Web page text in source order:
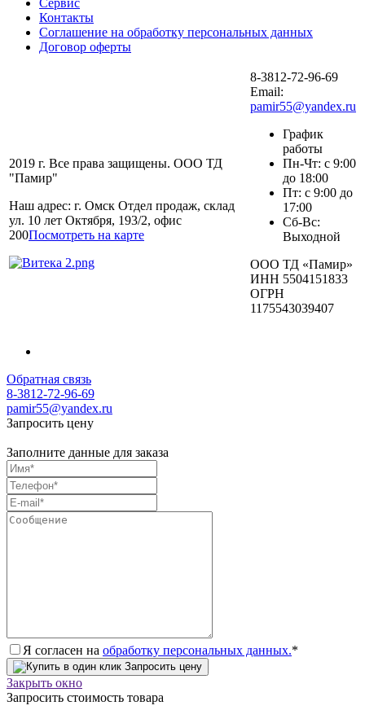
Контакты
Соглашение на обработку персональных данных
Договор оферты
2019 г. Все права защищены. ООО ТД
"Памир"
Наш адрес: г. Омск Отдел продаж, склад
ул. 10 лет Октября, 193/2, офис
200Посмотреть на карте
8-3812-72-96-69
Email:
pamir55@yandex.ru
График
работы
Пн-Чт: с 9:00
до 18:00
Пт: с 9:00 до
17:00
Сб-Вс:
Выходной
ООО ТД «Памир»
ИНН 5504151833
ОГРН
1175543039407
Обратная связь
8-3812-72-96-69
pamir55@yandex.ru
Запросить цену
Заполните данные для заказа
Я согласен на обработку персональных данных.*
Запросить цену
Закрыть окно
Запросить стоимость товара